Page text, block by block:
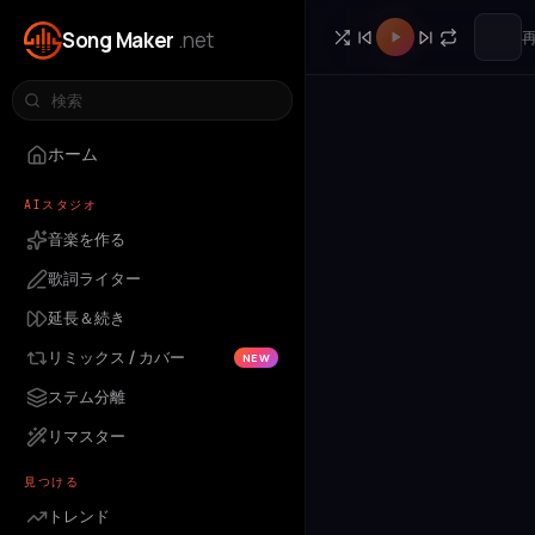
Song Maker .net
ホーム
AIスタジオ
音楽を作る
歌詞ライター
延長＆続き
リミックス / カバー
NEW
ステム分離
リマスター
見つける
トレンド